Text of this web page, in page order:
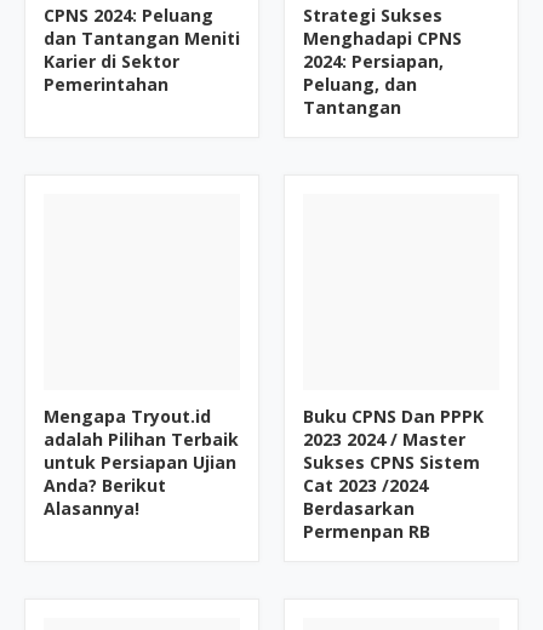
CPNS 2024: Peluang
dan Tantangan Meniti
Karier di Sektor
Pemerintahan
Strategi Sukses
Menghadapi CPNS
2024: Persiapan,
Peluang, dan
Tantangan
Mengapa Tryout.id
adalah Pilihan Terbaik
untuk Persiapan Ujian
Anda? Berikut
Alasannya!
Buku CPNS Dan PPPK
2023 2024 / Master
Sukses CPNS Sistem
Cat 2023 /2024
Berdasarkan
Permenpan RB